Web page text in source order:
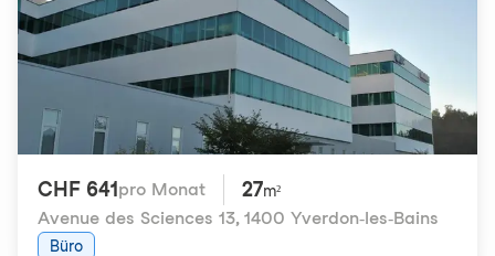
CHF 641 pro Monat 27m²
Avenue des Sciences 13, 1400 Yverdon-les-Bains
Büro